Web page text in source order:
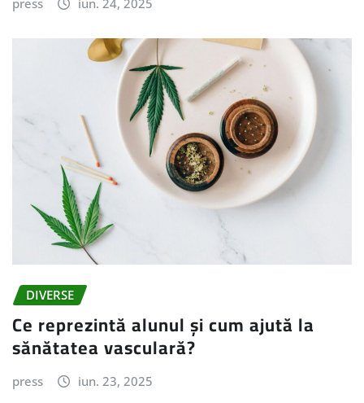
DIVERSE
Ce reprezintă alunul și cum ajută la
sănătatea vasculară?
press iun. 23, 2025